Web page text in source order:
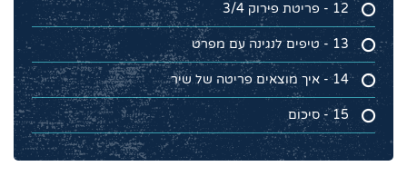
12 - פריטת פירוק 3/4
13 - טיפים לנגינה עם מפרט
14 - איך מוצאים פריטה של שיר
15 - סיכום